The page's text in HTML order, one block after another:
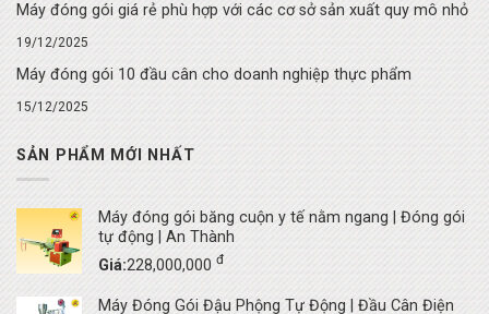
Máy đóng gói giá rẻ phù hợp với các cơ sở sản xuất quy mô nhỏ
19/12/2025
Máy đóng gói 10 đầu cân cho doanh nghiệp thực phẩm
15/12/2025
SẢN PHẨM MỚI NHẤT
Máy đóng gói băng cuộn y tế nằm ngang | Đóng gói
tự động | An Thành
Giá:228,000,000 đ
Máy Đóng Gói Đậu Phộng Tự Động | Đầu Cân Điện